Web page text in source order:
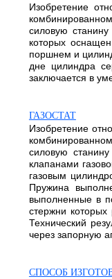
Изобретение
силовую
которых
поршнем и
дне цилиндра
заключается в
ГАЗОСТАТ
Изобретение
силовую
клапанами
газовым
Пружина
выполненные в
стержни которых
Технический
через запорную
СПОСОБ